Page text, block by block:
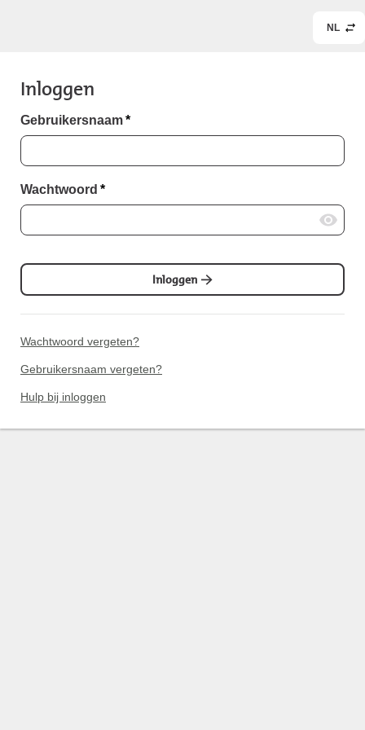
NL
Inloggen
Gebruikersnaam*
Wachtwoord *
Inloggen
Wachtwoord vergeten?
Gebruikersnaam vergeten?
Hulp bij inloggen